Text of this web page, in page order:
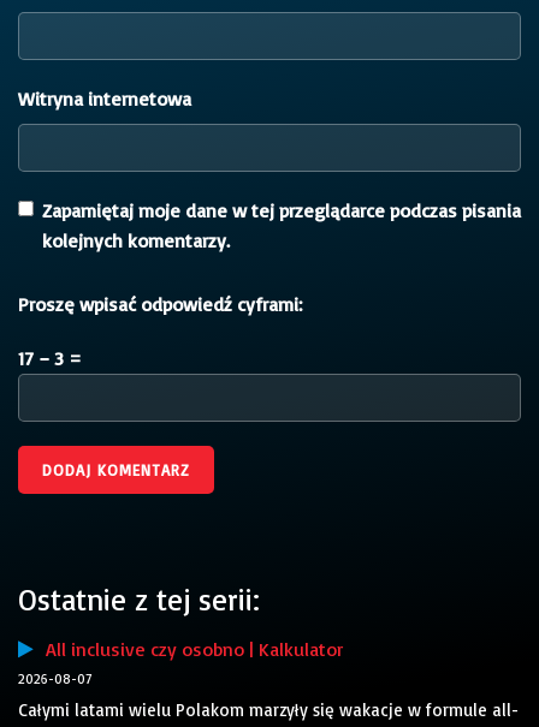
Witryna internetowa
Zapamiętaj moje dane w tej przeglądarce podczas pisania
kolejnych komentarzy.
Proszę wpisać odpowiedź cyframi:
17 − 3 =
Ostatnie z tej serii:
All inclusive czy osobno | Kalkulator
2026-08-07
Całymi latami wielu Polakom marzyły się wakacje w formule all-